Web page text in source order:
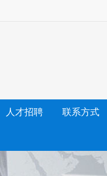
人才招聘 联系方式